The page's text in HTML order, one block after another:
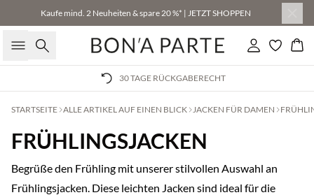
Kaufe mind. 2 Neuheiten & spare 20 %* | JETZT SHOPPEN
Suche Einloggen
30 TAGE RÜCKGABERECHT
STARTSEITE ALLE ARTIKEL AUF EINEN BLICK JACKEN FÜR DAMEN
FRÜHLINGSJACKEN
Begrüße den Frühling mit unserer stilvollen Auswahl an
Frühlingsjacken. Diese leichten Jacken sind ideal für die